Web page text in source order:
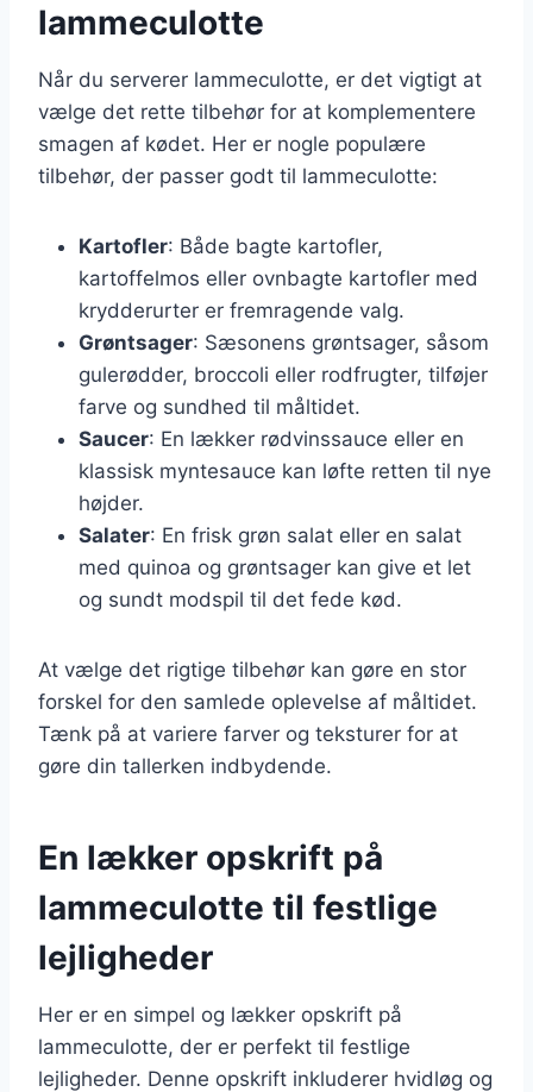
lammeculotte
Når du serverer lammeculotte, er det vigtigt at
vælge det rette tilbehør for at komplementere
smagen af kødet. Her er nogle populære
tilbehør, der passer godt til lammeculotte:
Kartofler: Både bagte kartofler,
kartoffelmos eller ovnbagte kartofler med
krydderurter er fremragende valg.
Grøntsager: Sæsonens grøntsager, såsom
gulerødder, broccoli eller rodfrugter, tilføjer
farve og sundhed til måltidet.
Saucer: En lækker rødvinssauce eller en
klassisk myntesauce kan løfte retten til nye
højder.
Salater: En frisk grøn salat eller en salat
med quinoa og grøntsager kan give et let
og sundt modspil til det fede kød.
At vælge det rigtige tilbehør kan gøre en stor
forskel for den samlede oplevelse af måltidet.
Tænk på at variere farver og teksturer for at
gøre din tallerken indbydende.
En lækker opskrift på
lammeculotte til festlige
lejligheder
Her er en simpel og lækker opskrift på
lammeculotte, der er perfekt til festlige
lejligheder. Denne opskrift inkluderer hvidløg og